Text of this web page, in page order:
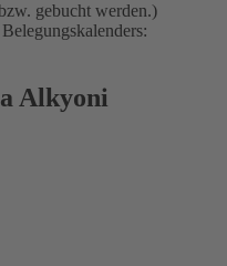
gebucht werden.)
Alkyoni